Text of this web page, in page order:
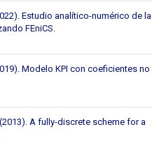
Estudio analítico-numérico de la
FEniCS.
Modelo KPI con coeficientes no
A fully-discrete scheme for a